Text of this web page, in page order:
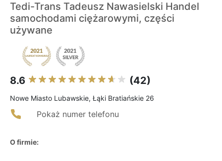
Tedi-Trans Tadeusz Nawasielski Handel
samochodami ciężarowymi, części
używane
8.6 (42)
Nowe Miasto Lubawskie, Łąki Bratiańskie 26
Pokaż numer telefonu
O firmie: